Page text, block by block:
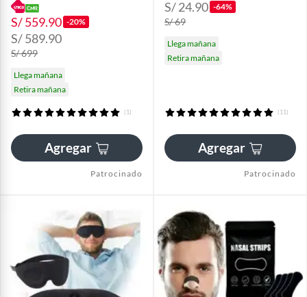
S/ 559.90 -20%
S/ 589.90
S/ 699
Llega mañana
Retira mañana
(1)
Agregar
Patrocinado
S/ 24.90 -64%
S/ 69
Llega mañana
Retira mañana
(11)
Agregar
Patrocinado